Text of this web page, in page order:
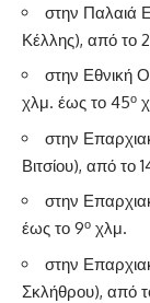
στην Παλαιά
Κέλλης), από το
στην Εθνική
χλμ. έως το 45ο
στην
Βιτσίου), από το
στην
έως το 9ο χλμ.
στην
Σκλήθρου), από